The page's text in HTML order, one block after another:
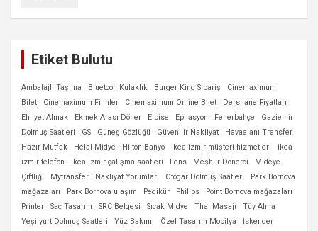
Etiket Bulutu
Ambalajlı Taşıma Bluetooh Kulaklık Burger King Sipariş
Cinemaximum
Bilet
Cinemaximum Filmler Cinemaximum Online Bilet
Dershane Fiyatları
Ehliyet Almak
Ekmek Arası Döner Elbise Epilasyon Fenerbahçe
Gaziemir
Dolmuş Saatleri
GS Güneş Gözlüğü Güvenilir Nakliyat
Havaalanı Transfer
Hazır Mutfak
Helal Midye Hilton Banyo ikea izmir müşteri hizmetleri
ikea
izmir telefon
ikea izmir çalışma saatleri Lens Meşhur Dönerci
Mideye
Çiftliği
Mytransfer Nakliyat Yorumları Otogar Dolmuş Saatleri
Park Bornova
mağazaları
Park Bornova ulaşım Pedikür Philips
Point Bornova mağazaları
Printer
Saç Tasarım SRC Belgesi Sıcak Midye Thai Masajı
Tüy Alma
Yeşilyurt Dolmuş Saatleri
Yüz Bakımı Özel Tasarım Mobilya
İskender